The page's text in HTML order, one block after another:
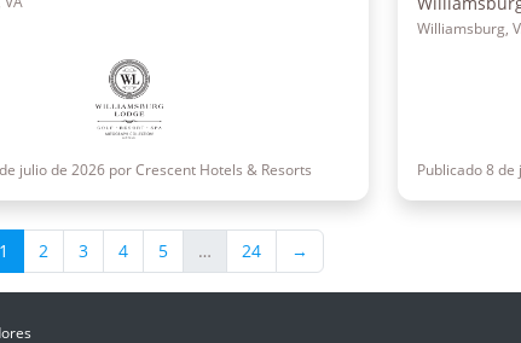
julio de 2026 por Crescent Hotels & Resorts
Williamsburg,
Publicado 8
1 2 3 4 5 … 24 →